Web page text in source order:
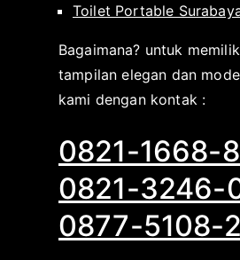
Toilet Portable
Bagaimana? untuk
tampilan elegan dan
kami dengan kontak :
0821-1668-
0821-3246-
0877-5108-